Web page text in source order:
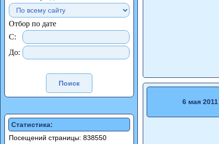
Отбор по дате
С:
До:
Статистика:
Посещений страницы: 838550
6 мая 2011